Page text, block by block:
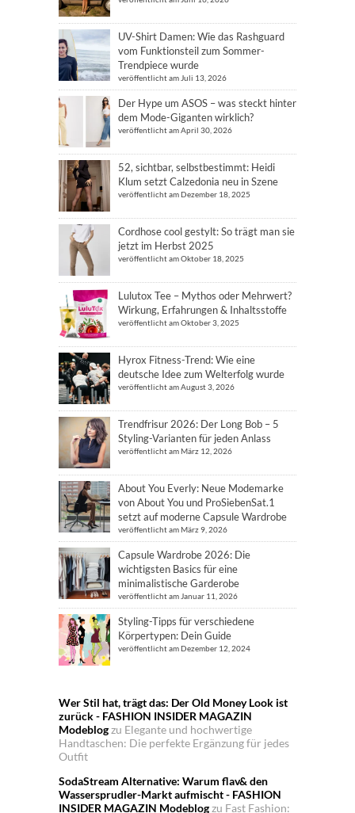
UV-Shirt Damen: Wie das Rashguard
vom Funktionsteil zum Sommer-
Trendpiece wurde
veröffentlicht am Juli 13, 2026
Der Hype um ASOS – was steckt hinter
dem Mode-Giganten wirklich?
veröffentlicht am April 30, 2026
52, sichtbar, selbstbestimmt: Heidi
Klum setzt Calzedonia neu in Szene
veröffentlicht am Dezember 18, 2025
Cordhose cool gestylt: So trägt man sie
jetzt im Herbst 2025
veröffentlicht am Oktober 18, 2025
Lulutox Tee – Mythos oder Mehrwert?
Wirkung, Erfahrungen & Inhaltsstoffe
veröffentlicht am Oktober 3, 2025
Hyrox Fitness-Trend: Wie eine
deutsche Idee zum Welterfolg wurde
veröffentlicht am August 3, 2026
Trendfrisur 2026: Der Long Bob – 5
Styling-Varianten für jeden Anlass
veröffentlicht am März 12, 2026
About You Everly: Neue Modemarke
von About You und ProSiebenSat.1
setzt auf moderne Capsule Wardrobe
veröffentlicht am März 9, 2026
Capsule Wardrobe 2026: Die
wichtigsten Basics für eine
minimalistische Garderobe
veröffentlicht am Januar 11, 2026
Styling-Tipps für verschiedene
Körpertypen: Dein Guide
veröffentlicht am Dezember 12, 2024
Wer Stil hat, trägt das: Der Old Money Look ist
zurück - FASHION INSIDER MAGAZIN
Modeblogzu Elegante und hochwertige
Handtaschen: Die perfekte Ergänzung für jedes
Outfit
SodaStream Alternative: Warum flav& den
Wassersprudler-Markt aufmischt - FASHION
INSIDER MAGAZIN Modeblogzu Fast Fashion: